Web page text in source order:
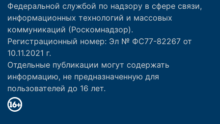
Федеральной службой по надзору в сфере связи,
информационных технологий и массовых
коммуникаций (Роскомнадзор).
Регистрационный номер: Эл № ФС77-82267 от
10.11.2021 г.
Отдельные публикации могут содержать
информацию, не предназначенную для
пользователей до 16 лет.